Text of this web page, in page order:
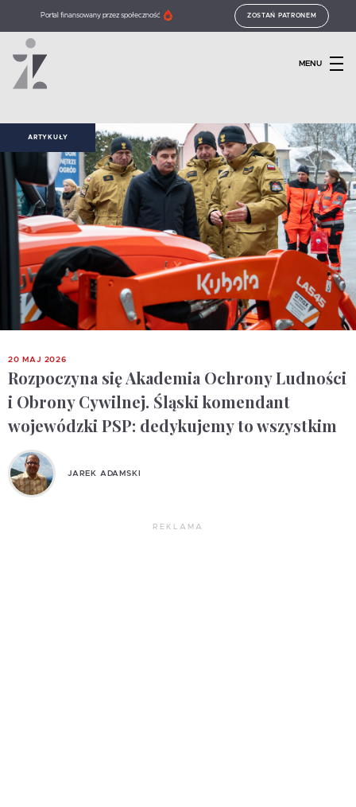
Portal finansowany przez społeczność ZOSTAŃ PATRONEM
MENU
ARTYKUŁY
20 MAJ 2026
Rozpoczyna się Akademia Ochrony Ludności
i Obrony Cywilnej. Śląski komendant
wojewódzki PSP: dedykujemy to wszystkim
JAREK ADAMSKI
REKLAMA